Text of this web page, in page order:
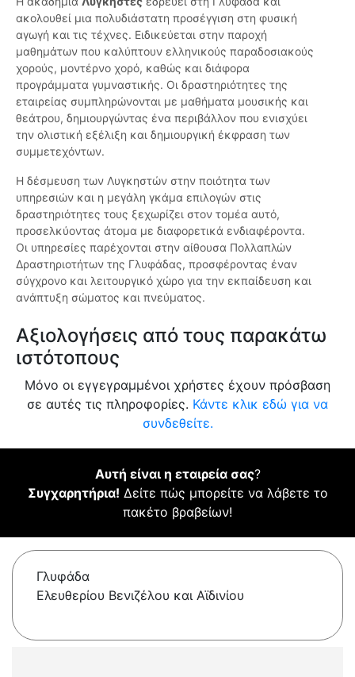
ακολουθεί μια πολυδιάστατη προσέγγιση στη φυσική
αγωγή και τις τέχνες. Ειδικεύεται στην παροχή
μαθημάτων που καλύπτουν ελληνικούς παραδοσιακούς
χορούς, μοντέρνο χορό, καθώς και διάφορα
προγράμματα γυμναστικής. Οι δραστηριότητες της
εταιρείας συμπληρώνονται με μαθήματα μουσικής και
θεάτρου, δημιουργώντας ένα περιβάλλον που ενισχύει
την ολιστική εξέλιξη και δημιουργική έκφραση των
συμμετεχόντων.
Η δέσμευση των Λυγκηστών στην ποιότητα των
υπηρεσιών και η μεγάλη γκάμα επιλογών στις
δραστηριότητες τους ξεχωρίζει στον τομέα αυτό,
προσελκύοντας άτομα με διαφορετικά ενδιαφέροντα.
Οι υπηρεσίες παρέχονται στην αίθουσα Πολλαπλών
Δραστηριοτήτων της Γλυφάδας, προσφέροντας έναν
σύγχρονο και λειτουργικό χώρο για την εκπαίδευση και
ανάπτυξη σώματος και πνεύματος.
Αξιολογήσεις από τους παρακάτω
ιστότοπους
Μόνο οι εγγεγραμμένοι χρήστες έχουν πρόσβαση
σε αυτές τις πληροφορίες. Κάντε κλικ εδώ για να
συνδεθείτε.
Αυτή είναι η εταιρεία σας?
Συγχαρητήρια! Δείτε πώς μπορείτε να λάβετε το
πακέτο βραβείων!
Γλυφάδα
Ελευθερίου Βενιζέλου και Αϊδινίου